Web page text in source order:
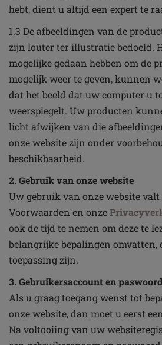
hebt, dient u altijd een expert te
1.3 De afbeeldingen van de
zijn louter ter illustratie bedoeld.
mogelijke gedaan hebben om de
mogelijk weer te geven, kunnen
dat het beeld dat uw computer u
weerspiegelt. Uw producten
licht afwijken van die
onze website zijn onder
beschikbaarheid.
2. Gebruik van onze website
Uw gebruik van onze website valt
Voorwaarden en onze
ook de tijd te nemen om deze te
belangrijke bepalingen omvatten,
toepassing zijn.
3. Gebruikersaccount en paswoord
Als u graag toegang wenst tot
onze website, dan moet u eerst
Na voltooiing van uw